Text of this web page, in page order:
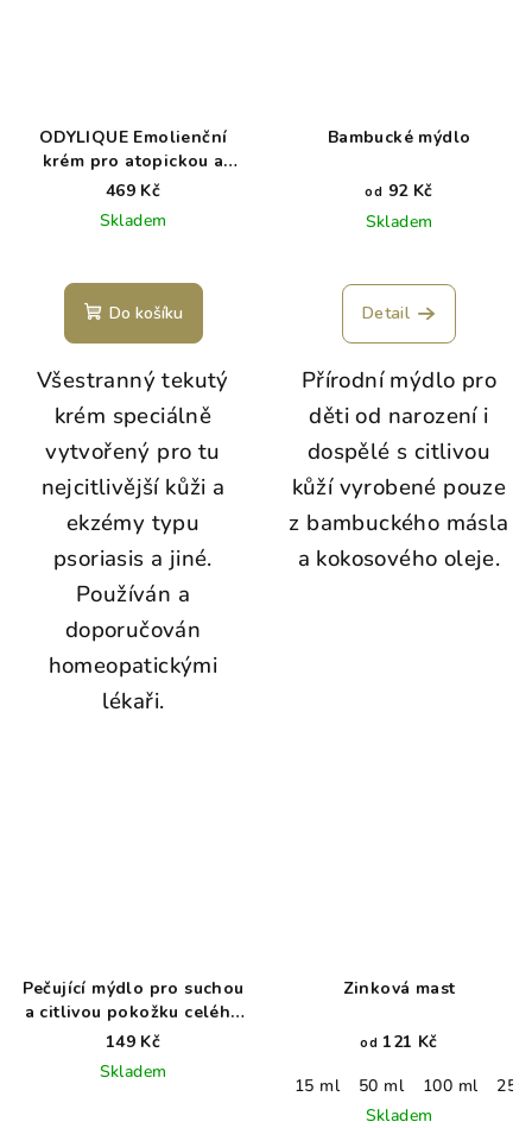
ODYLIQUE Emolienční
krém pro atopickou a
citlivou pokožku - BABY
REPAIR
469 Kč
Skladem
Do košíku
Všestranný tekutý
krém speciálně
vytvořený pro tu
nejcitlivější kůži a
ekzémy typu
psoriasis a jiné.
Používán a
doporučován
homeopatickými
lékaři.
Bambucké mýdlo
od 92 Kč
Skladem
Detail
Přírodní mýdlo pro
děti od narození i
dospělé s citlivou
kůží vyrobené pouze
z bambuckého másla
a kokosového oleje.
Pečující mýdlo pro suchou
a citlivou pokožku celého
těla ROBOT velký
149 Kč
Skladem
Zinková mast
od 121 Kč
15 ml
50 ml 100 ml
250
Skladem